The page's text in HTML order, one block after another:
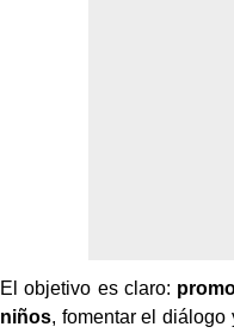
El objetivo es claro:
niños, fomentar el